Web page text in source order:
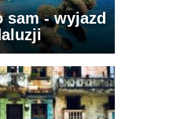
sam - wyjazd